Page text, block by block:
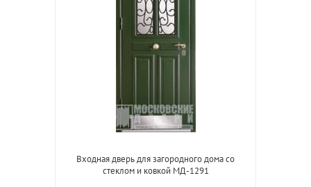
Входная дверь для загородного дома со
стеклом и ковкой МД-1291